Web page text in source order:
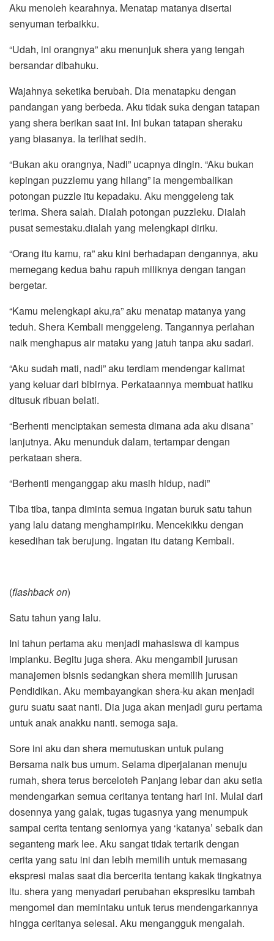
Aku menoleh kearahnya. Menatap matanya disertai
senyuman terbaikku.
“Udah, ini orangnya” aku menunjuk shera yang tengah
bersandar dibahuku.
Wajahnya seketika berubah. Dia menatapku dengan
pandangan yang berbeda. Aku tidak suka dengan tatapan
yang shera berikan saat ini. Ini bukan tatapan sheraku
yang biasanya. Ia terlihat sedih.
“Bukan aku orangnya, Nadi” ucapnya dingin. “Aku bukan
kepingan puzzlemu yang hilang” ia mengembalikan
potongan puzzle itu kepadaku. Aku menggeleng tak
terima. Shera salah. Dialah potongan puzzleku. Dialah
pusat semestaku.dialah yang melengkapi diriku.
“Orang itu kamu, ra” aku kini berhadapan dengannya, aku
memegang kedua bahu rapuh miliknya dengan tangan
bergetar.
“Kamu melengkapi aku,ra” aku menatap matanya yang
teduh. Shera Kembali menggeleng. Tangannya perlahan
naik menghapus air mataku yang jatuh tanpa aku sadari.
“Aku sudah mati, nadi” aku terdiam mendengar kalimat
yang keluar dari bibirnya. Perkataannya membuat hatiku
ditusuk ribuan belati.
“Berhenti menciptakan semesta dimana ada aku disana”
lanjutnya. Aku menunduk dalam, tertampar dengan
perkataan shera.
“Berhenti menganggap aku masih hidup, nadi”
Tiba tiba, tanpa diminta semua ingatan buruk satu tahun
yang lalu datang menghampiriku. Mencekikku dengan
kesedihan tak berujung. Ingatan itu datang Kembali.
(flashback on)
Satu tahun yang lalu.
Ini tahun pertama aku menjadi mahasiswa di kampus
impianku. Begitu juga shera. Aku mengambil jurusan
manajemen bisnis sedangkan shera memilih jurusan
Pendidikan. Aku membayangkan shera-ku akan menjadi
guru suatu saat nanti. Dia juga akan menjadi guru pertama
untuk anak anakku nanti. semoga saja.
Sore ini aku dan shera memutuskan untuk pulang
Bersama naik bus umum. Selama diperjalanan menuju
rumah, shera terus berceloteh Panjang lebar dan aku setia
mendengarkan semua ceritanya tentang hari ini. Mulai dari
dosennya yang galak, tugas tugasnya yang menumpuk
sampai cerita tentang seniornya yang ‘katanya’ sebaik dan
seganteng mark lee. Aku sangat tidak tertarik dengan
cerita yang satu ini dan lebih memilih untuk memasang
ekspresi malas saat dia bercerita tentang kakak tingkatnya
itu. shera yang menyadari perubahan ekspresiku tambah
mengomel dan memintaku untuk terus mendengarkannya
hingga ceritanya selesai. Aku mengangguk mengalah.